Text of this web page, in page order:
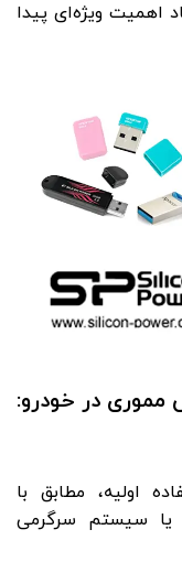
اهمیت ویژه‌ای پیدا
مموری در خودرو:
اولیه، مطابق با
یا سیستم سرگرمی